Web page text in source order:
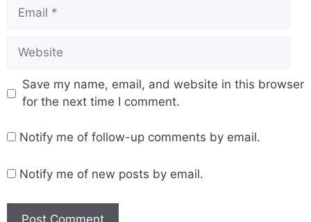
Save my name, email, and website in this browser
for the next time I comment.
Notify me of follow-up comments by email.
Notify me of new posts by email.